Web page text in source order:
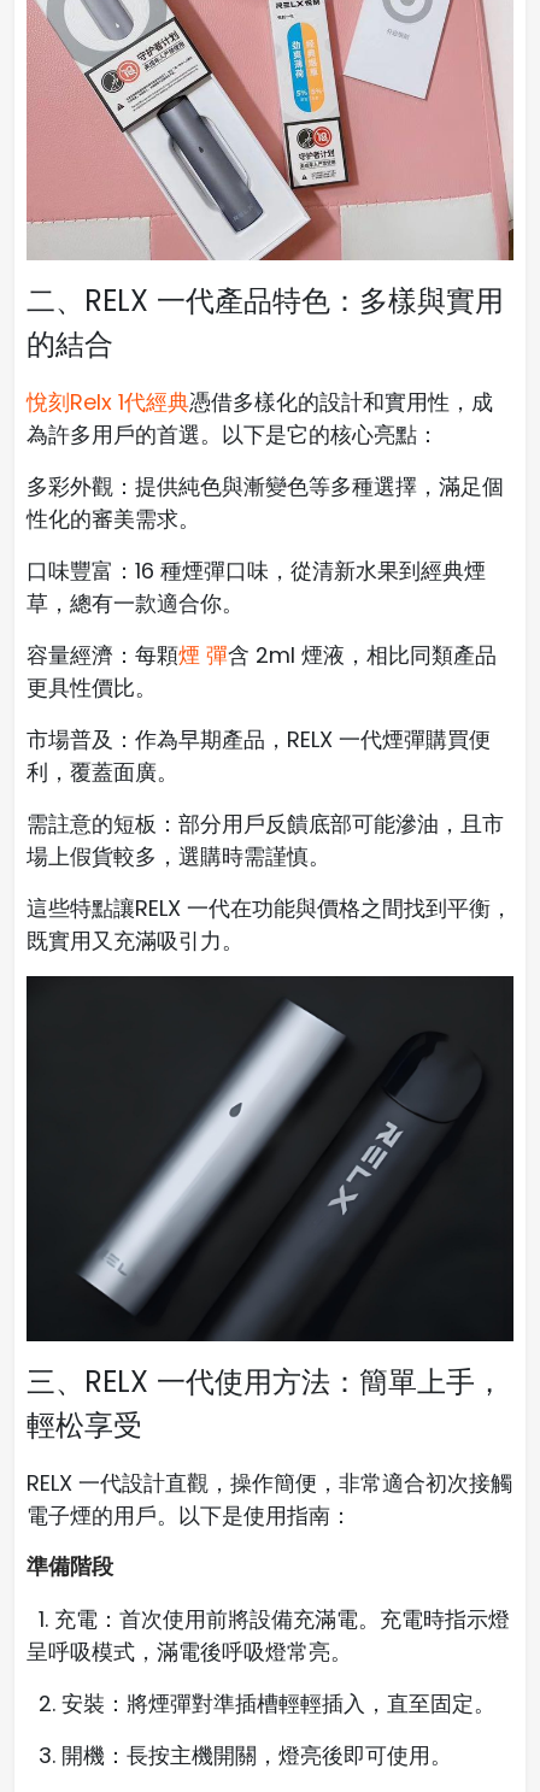
二、RELX 一代產品特色：多樣與實用
的結合
悅刻Relx 1代經典憑借多樣化的設計和實用性，成
為許多用戶的首選。以下是它的核心亮點：
多彩外觀：提供純色與漸變色等多種選擇，滿足個
性化的審美需求。
口味豐富：16 種煙彈口味，從清新水果到經典煙
草，總有一款適合你。
容量經濟：每顆煙 彈含 2ml 煙液，相比同類產品
更具性價比。
市場普及：作為早期產品，RELX 一代煙彈購買便
利，覆蓋面廣。
需註意的短板：部分用戶反饋底部可能滲油，且市
場上假貨較多，選購時需謹慎。
這些特點讓RELX 一代在功能與價格之間找到平衡，
既實用又充滿吸引力。
三、RELX 一代使用方法：簡單上手，
輕松享受
RELX 一代設計直觀，操作簡便，非常適合初次接觸
電子煙的用戶。以下是使用指南：
準備階段
1. 充電：首次使用前將設備充滿電。充電時指示燈
呈呼吸模式，滿電後呼吸燈常亮。
2. 安裝：將煙彈對準插槽輕輕插入，直至固定。
3. 開機：長按主機開關，燈亮後即可使用。